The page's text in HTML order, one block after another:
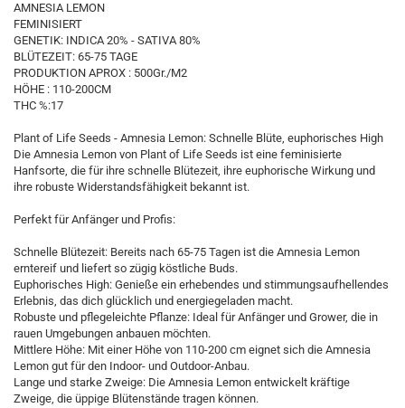
AMNESIA LEMON
FEMINISIERT
GENETIK: INDICA 20% - SATIVA 80%
BLÜTEZEIT: 65-75 TAGE
PRODUKTION APROX : 500Gr./M2
HÖHE : 110-200CM
THC %:17
Plant of Life Seeds - Amnesia Lemon: Schnelle Blüte, euphorisches High
Die Amnesia Lemon von Plant of Life Seeds ist eine feminisierte
Hanfsorte, die für ihre schnelle Blütezeit, ihre euphorische Wirkung und
ihre robuste Widerstandsfähigkeit bekannt ist.
Perfekt für Anfänger und Profis:
Schnelle Blütezeit: Bereits nach 65-75 Tagen ist die Amnesia Lemon
erntereif und liefert so zügig köstliche Buds.
Euphorisches High: Genieße ein erhebendes und stimmungsaufhellendes
Erlebnis, das dich glücklich und energiegeladen macht.
Robuste und pflegeleichte Pflanze: Ideal für Anfänger und Grower, die in
rauen Umgebungen anbauen möchten.
Mittlere Höhe: Mit einer Höhe von 110-200 cm eignet sich die Amnesia
Lemon gut für den Indoor- und Outdoor-Anbau.
Lange und starke Zweige: Die Amnesia Lemon entwickelt kräftige
Zweige, die üppige Blütenstände tragen können.